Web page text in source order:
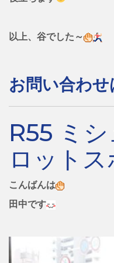
以上、谷でした～
お問い合わせ
R55 ミ
ロットス
こんばんは
田中です